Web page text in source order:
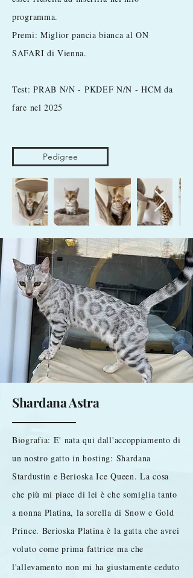
programma.
Premi: Miglior pancia bianca al ON
SAFARI di Vienna.
Test: PRAB N/N - PKDEF N/N - HCM da
fare nel 2025
Pedigree
Shardana Astra
Biografia: E' nata qui dall'accoppiamento di
un nostro gatto in hosting: Shardana
Stardustin e Berioska Ice Queen. La cosa
che più mi piace di lei è che somiglia tanto
a nonna Platina, la sorella di Snow e Gold
Prince. Berioska Platina è la gatta che avrei
voluto come prima fattrice ma che
l'allevamento non mi ha giustamente ceduto